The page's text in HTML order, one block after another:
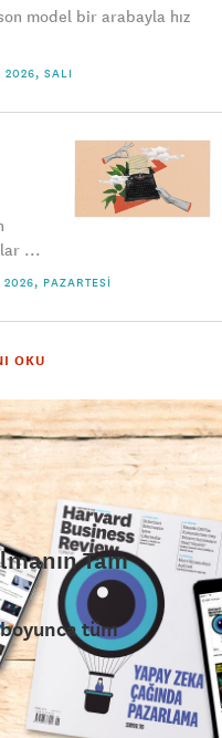
model bir arabayla hız
2026, SALI
...
2026, PAZARTESI
OKU
Tam
tüm